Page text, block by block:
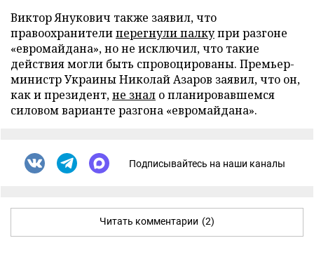
Виктор Янукович также заявил, что
правоохранителиперегнули палкупри разгоне
«евромайдана», но не исключил, что такие
действия могли быть спровоцированы. Премьер-
министр Украины Николай Азаров заявил, что он,
как и президент,не знал о планировавшемся
силовом варианте разгона «евромайдана».
Подписывайтесь на наши каналы
Читать комментарии (2)